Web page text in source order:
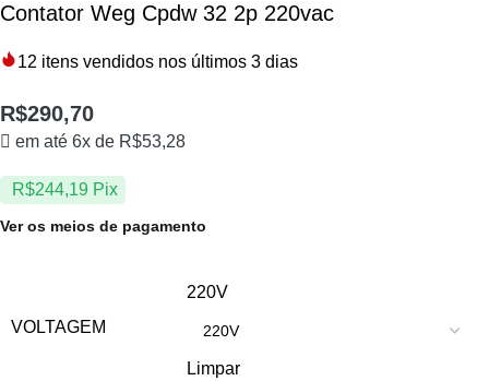
Contator Weg Cpdw 32 2p 220vac
12 itens vendidos nos últimos 3 dias
R$290,70
em até 6x de R$53,28
R$244,19 Pix
Ver os meios de pagamento
VOLTAGEM
220V
Limpar